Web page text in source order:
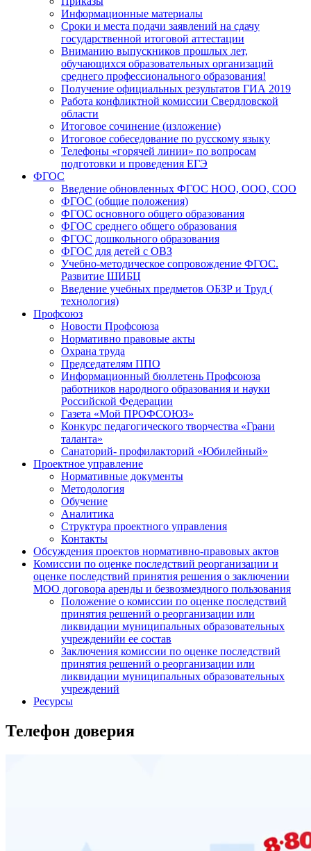
Информационные материалы
Сроки и места подачи заявлений на сдачу
государственной итоговой аттестации
Вниманию выпускников прошлых лет,
обучающихся образовательных организаций
среднего профессионального образования!
Получение официальных результатов ГИА 2019
Работа конфликтной комиссии Свердловской
области
Итоговое сочинение (изложение)
Итоговое собеседование по русскому языку
Телефоны «горячей линии» по вопросам
подготовки и проведения ЕГЭ
ФГОС
Введение обновленных ФГОС НОО, ООО, СОО
ФГОС (общие положения)
ФГОС основного общего образования
ФГОС среднего общего образования
ФГОС дошкольного образования
ФГОС для детей с ОВЗ
Учебно-методическое сопровождение ФГОС.
Развитие ШИБЦ
Введение учебных предметов ОБЗР и Труд (
технология)
Профсоюз
Новости Профсоюза
Нормативно правовые акты
Охрана труда
Председателям ППО
Информационный бюллетень Профсоюза
работников народного образования и науки
Российской Федерации
Газета «Мой ПРОФСОЮЗ»
Конкурс педагогического творчества «Грани
таланта»
Санаторий- профилакторий «Юбилейный»
Проектное управление
Нормативные документы
Методология
Обучение
Аналитика
Структура проектного управления
Контакты
Обсуждения проектов нормативно-правовых актов
Комиссии по оценке последствий реорганизации и
оценке последствий принятия решения о заключении
МОО договора аренды и безвозмездного пользования
Положение о комиссии по оценке последствий
принятия решений о реорганизации или
ликвидации муниципальных образовательных
учрежденийи ее состав
Заключения комиссии по оценке последствий
принятия решений о реорганизации или
ликвидации муниципальных образовательных
учреждений
Ресурсы
Телефон доверия